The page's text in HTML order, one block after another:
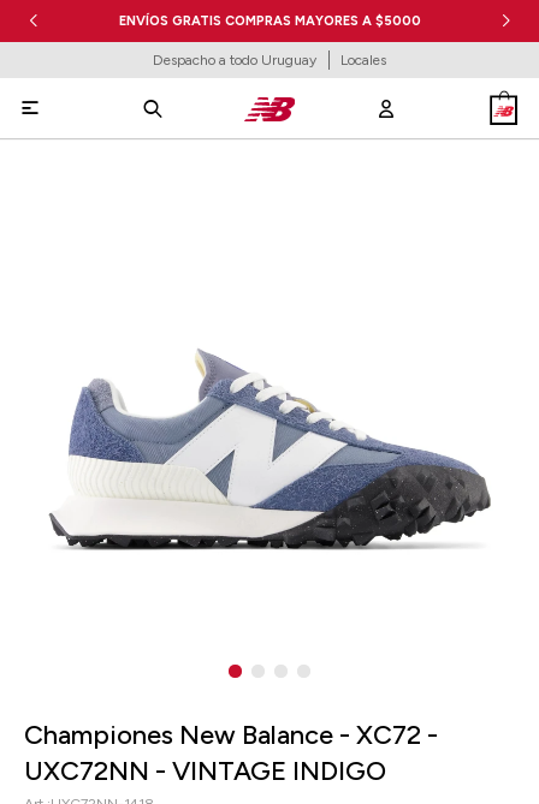
ENVÍOS GRATIS COMPRAS MAYORES A $5000
Despacho a todo Uruguay Locales

Championes New Balance - XC72 -
UXC72NN - VINTAGE INDIGO